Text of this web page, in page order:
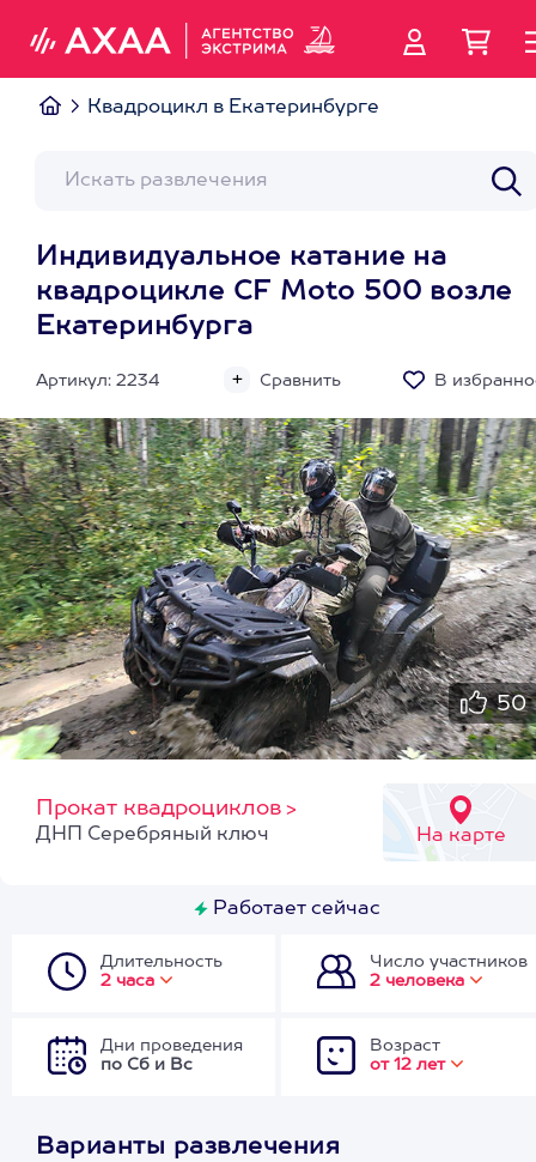
Квадроцикл в Екатеринбурге
Индивидуальное катание на
квадроцикле CF Moto 500 возле
Екатеринбурга
Артикул: 2234 Сравнить В
50
Прокат квадроциклов >
На карте
ДНП Серебряный ключ
Работает сейчас
Длительность
2 часа
Число участников
2 человека
Дни проведения
по Сб и Вс
Возраст
от 12 лет
Варианты развлечения